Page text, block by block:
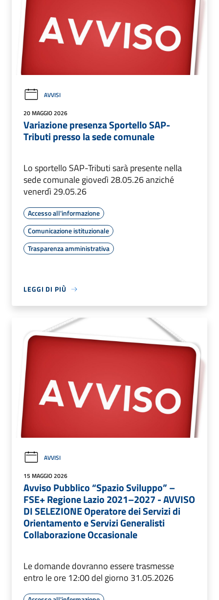
AVVISI
20 MAGGIO 2026
Variazione presenza Sportello SAP-
Tributi presso la sede comunale
Lo sportello SAP-Tributi sarà presente nella
sede comunale giovedì 28.05.26 anziché
venerdì 29.05.26
Accesso all'informazione
Comunicazione istituzionale
Trasparenza amministrativa
LEGGI DI PIÙ
AVVISI
15 MAGGIO 2026
Avviso Pubblico “Spazio Sviluppo” –
FSE+ Regione Lazio 2021–2027 - AVVISO
DI SELEZIONE Operatore dei Servizi di
Orientamento e Servizi Generalisti
Collaborazione Occasionale
Le domande dovranno essere trasmesse
entro le ore 12:00 del giorno 31.05.2026